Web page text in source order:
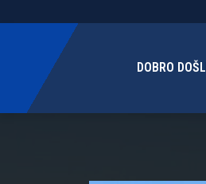
DOBRO DOŠLI